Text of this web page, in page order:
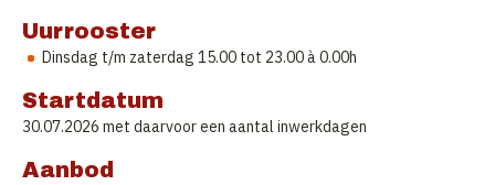
Uurrooster
Dinsdag t/m zaterdag 15.00 tot 23.00 à 0.00h
Startdatum
30.07.2026 met daarvoor een aantal inwerkdagen
Aanbod